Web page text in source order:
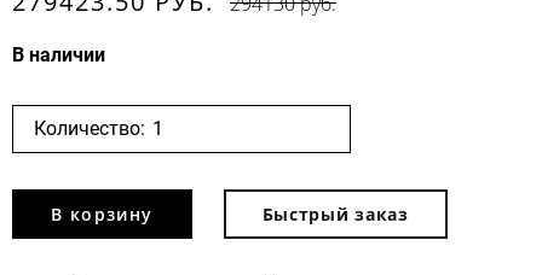
В наличии
Количество:
В корзину Быстрый заказ